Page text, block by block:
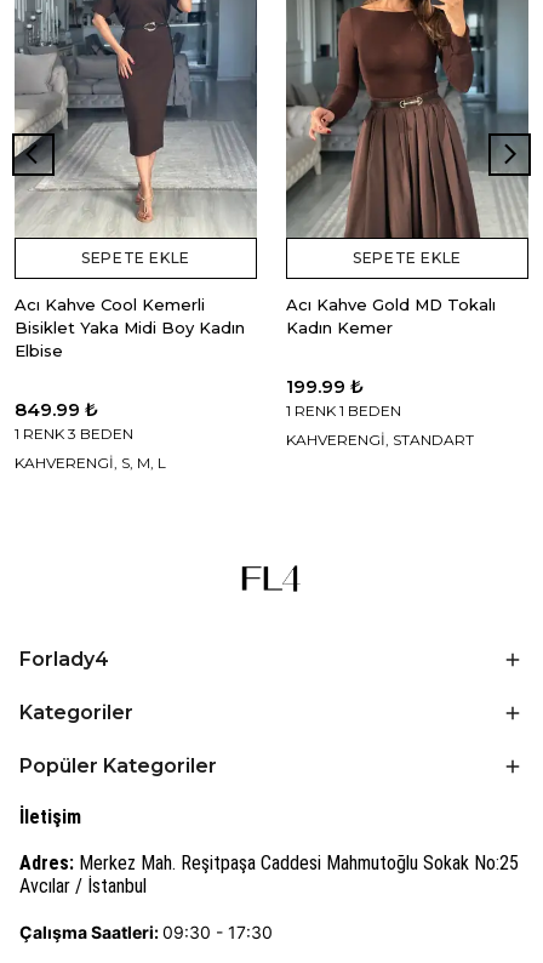
SEPETE EKLE
Acı Kahve Cool Kemerli
Bisiklet Yaka Midi Boy Kadın
Elbise
849.99 ₺
1 RENK 3 BEDEN
KAHVERENGİ, S, M, L
SEPETE EKLE
Acı Kahve Gold MD Tokalı
Kadın Kemer
199.99 ₺
1 RENK 1 BEDEN
KAHVERENGİ, STANDART
Forlady4
Kategoriler
Popüler Kategoriler
İletişim
Adres: Merkez Mah. Reşitpaşa Caddesi Mahmutoğlu Sokak No:25
Avcılar / İstanbul
Çalışma Saatleri:09:30 - 17:30